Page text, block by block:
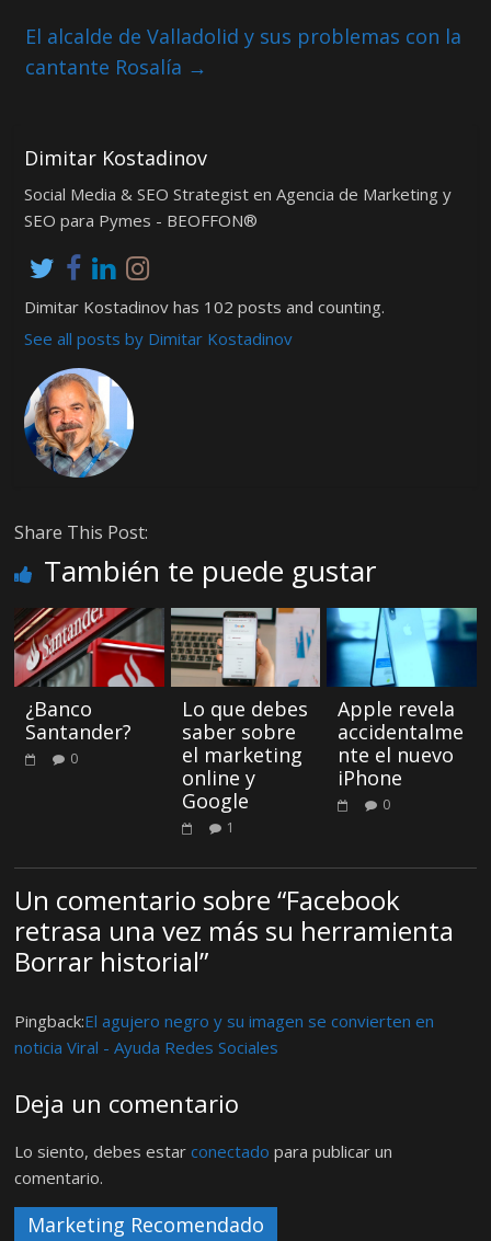
El alcalde de Valladolid y sus problemas con la
cantante Rosalía →
Dimitar Kostadinov
Social Media & SEO Strategist en Agencia de Marketing y
SEO para Pymes - BEOFFON®
Dimitar Kostadinov has 102 posts and counting.
See all posts by Dimitar Kostadinov
Share This Post:
También te puede gustar
¿Banco
Santander?
0
Lo que debes
saber sobre
el marketing
online y
Google
1
Apple revela
accidentalme
nte el nuevo
iPhone
0
Un comentario sobre “Facebook
retrasa una vez más su herramienta
Borrar historial”
Pingback:El agujero negro y su imagen se convierten en
noticia Viral - Ayuda Redes Sociales
Deja un comentario
Lo siento, debes estarconectado para publicar un
comentario.
Marketing Recomendado